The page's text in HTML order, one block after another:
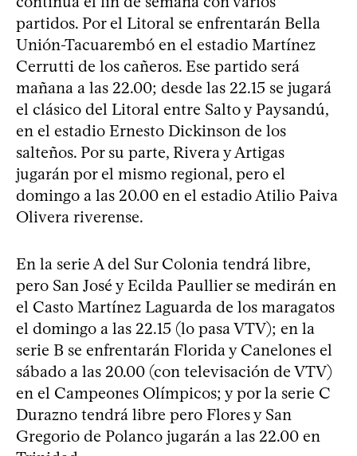
partidos. Por el Litoral se enfrentarán Bella
Unión-Tacuarembó en el estadio Martínez
Cerrutti de los cañeros. Ese partido será
mañana a las 22.00; desde las 22.15 se jugará
el clásico del Litoral entre Salto y Paysandú,
en el estadio Ernesto Dickinson de los
salteños. Por su parte, Rivera y Artigas
jugarán por el mismo regional, pero el
domingo a las 20.00 en el estadio Atilio Paiva
Olivera riverense.
En la serie A del Sur Colonia tendrá libre,
pero San José y Ecilda Paullier se medirán en
el Casto Martínez Laguarda de los maragatos
el domingo a las 22.15 (lo pasa VTV); en la
serie B se enfrentarán Florida y Canelones el
sábado a las 20.00 (con televisación de VTV)
en el Campeones Olímpicos; y por la serie C
Durazno tendrá libre pero Flores y San
Gregorio de Polanco jugarán a las 22.00 en